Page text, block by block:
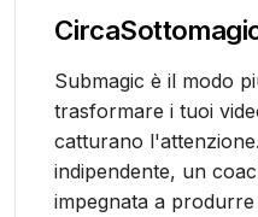
Circa
Submagic è il modo
trasformare i tuoi
catturano
indipendente, un
impegnata a